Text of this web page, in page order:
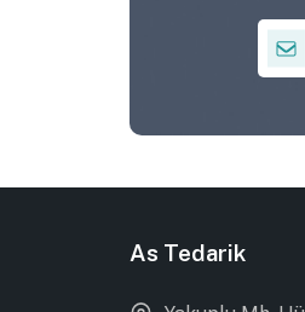
As Tedarik